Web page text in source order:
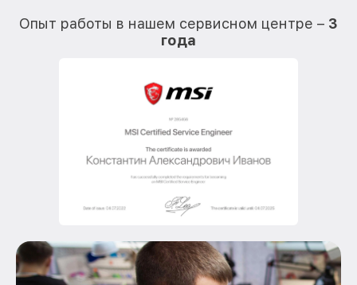
Опыт работы в нашем сервисном центре – 3
года